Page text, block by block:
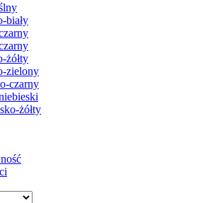
biały
żółty
zielony
czarny
żółty